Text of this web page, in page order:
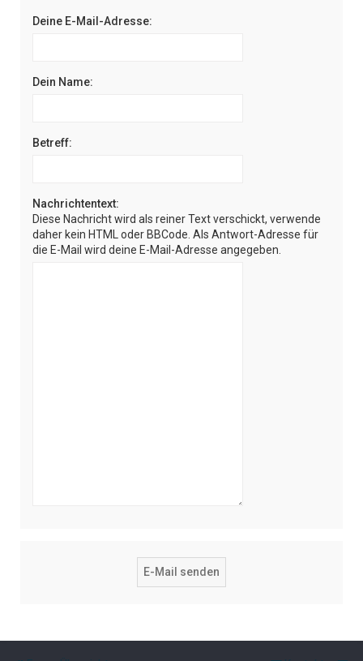
Deine E-Mail-Adresse:
Dein Name:
Betreff:
Nachrichtentext:
Diese Nachricht wird als reiner Text verschickt, verwende
daher kein HTML oder BBCode. Als Antwort-Adresse für
die E-Mail wird deine E-Mail-Adresse angegeben.